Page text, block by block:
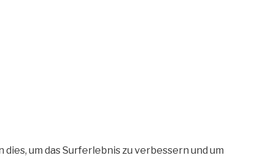
um das Surferlebnis zu verbessern und um